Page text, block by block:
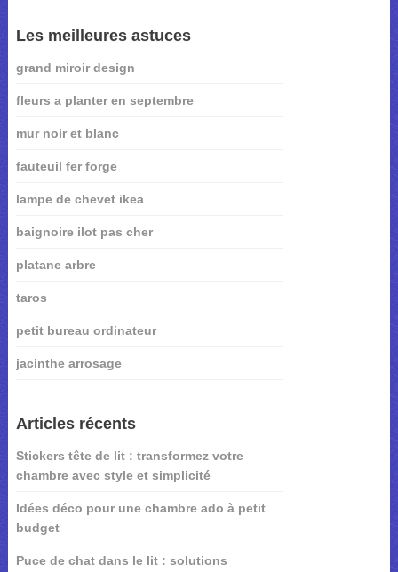
Les meilleures astuces
grand miroir design
fleurs a planter en septembre
mur noir et blanc
fauteuil fer forge
lampe de chevet ikea
baignoire ilot pas cher
platane arbre
taros
petit bureau ordinateur
jacinthe arrosage
Articles récents
Stickers tête de lit : transformez votre
chambre avec style et simplicité
Idées déco pour une chambre ado à petit
budget
Puce de chat dans le lit : solutions